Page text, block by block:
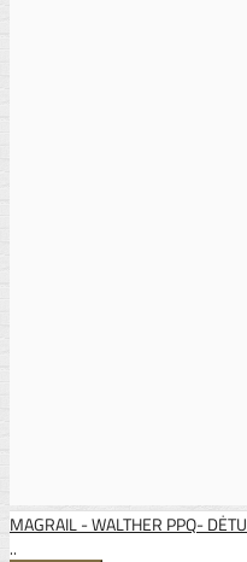
MAGRAIL - WALTHER PPQ-
..